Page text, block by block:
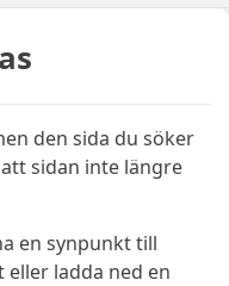
den sida du söker
sidan inte längre
en synpunkt till
eller ladda ned en